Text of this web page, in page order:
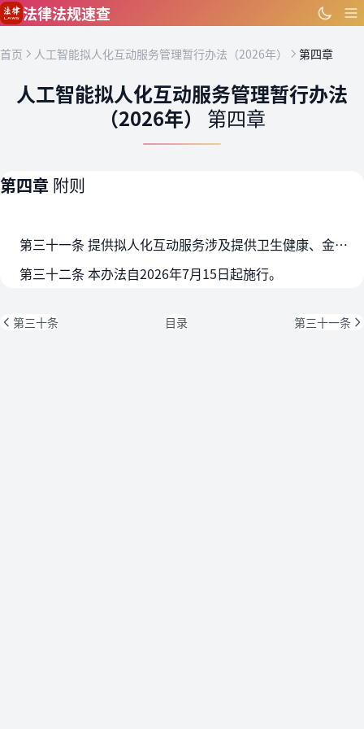
跳到主要内容
法律法规速查
首页 人工智能拟人化互动服务管理暂行办法（2026年） 第四章
人工智能拟人化互动服务管理暂行办法
（2026年） 第四章
第四章 附则
第三十一条 提供拟人化互动服务涉及提供卫生健康、金融等服务的，应当同时符合有关主管部门的规定。
第三十二条 本办法自2026年7月15日起施行。
第三十条 目录 第三十一条